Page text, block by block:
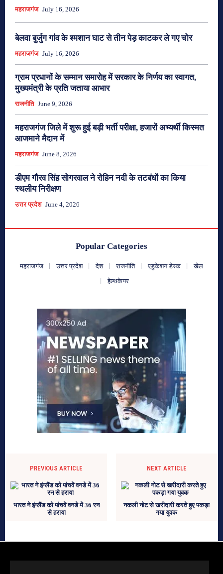
महराजगंज July 16, 2026
बेलवा बुर्जुग गांव के श्मशान घाट से तीन पेड़ काटकर ले गए चोर
महराजगंज July 16, 2026
ग्राम प्रधानों के सम्मान समारोह में सरकार के निर्णय का स्वागत,
मुख्यमंत्री के प्रति जताया आभार
राजनीति June 9, 2026
महराजगंज जिले में शुरू हुई बड़ी भर्ती परीक्षा, हजारों अभ्यर्थी किस्मत
आजमाने मैदान में
महराजगंज June 8, 2026
डीएम गौरव सिंह सोगरवाल ने रोहिन नदी के तटबंधों का किया
स्थलीय निरीक्षण
उत्तर प्रदेश June 4, 2026
Popular Categories
महराजगंज उत्तर प्रदेश देश राजनीति एडुकेशन डेस्क
खेल
हेल्थकेयर
PREVIOUS ARTICLE
भारत ने इंग्लैंड को पांचवें वनडे में 36 रन
से हराया
NEXT ARTICLE
नकली नोट से खरीदारी करते हुए पकड़ा
गया युवक